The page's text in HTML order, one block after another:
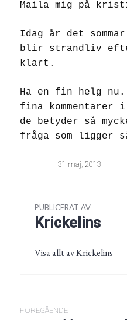
Maila mig på
Idag är det
blir strandliv
klart.
Ha en fin helg
fina
de betyder så
fråga som ligger
31 maj, 2013
PUBLICERAT AV
Krickelins
Visa allt av Krickelins
FÖREGÅENDE